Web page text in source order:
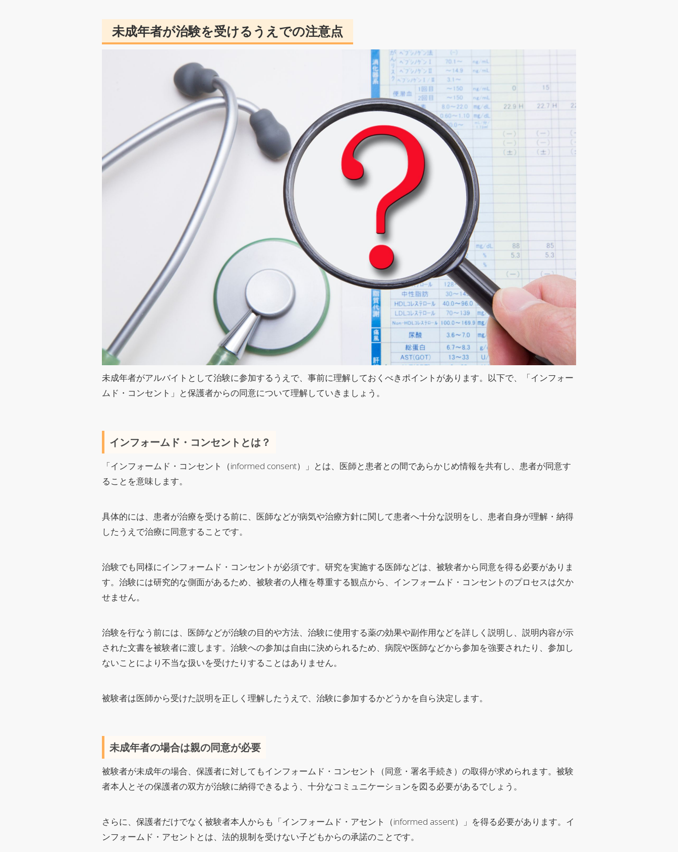
未成年者が治験を受けるうえでの注意点
未成年者がアルバイトとして治験に参加するうえで、事前に理解しておくべきポイントがあります。以下で、「インフォー
ムド・コンセント」と保護者からの同意について理解していきましょう。
インフォームド・コンセントとは？
「インフォームド・コンセント（informed consent）」とは、医師と患者との間であらかじめ情報を共有し、患者が同意す
ることを意味します。
具体的には、患者が治療を受ける前に、医師などが病気や治療方針に関して患者へ十分な説明をし、患者自身が理解・納得
したうえで治療に同意することです。
治験でも同様にインフォームド・コンセントが必須です。研究を実施する医師などは、被験者から同意を得る必要がありま
す。治験には研究的な側面があるため、被験者の人権を尊重する観点から、インフォームド・コンセントのプロセスは欠か
せません。
治験を行なう前には、医師などが治験の目的や方法、治験に使用する薬の効果や副作用などを詳しく説明し、説明内容が示
された文書を被験者に渡します。治験への参加は自由に決められるため、病院や医師などから参加を強要されたり、参加し
ないことにより不当な扱いを受けたりすることはありません。
被験者は医師から受けた説明を正しく理解したうえで、治験に参加するかどうかを自ら決定します。
未成年者の場合は親の同意が必要
被験者が未成年の場合、保護者に対してもインフォームド・コンセント（同意・署名手続き）の取得が求められます。被験
者本人とその保護者の双方が治験に納得できるよう、十分なコミュニケーションを図る必要があるでしょう。
さらに、保護者だけでなく被験者本人からも「インフォームド・アセント（informed assent）」を得る必要があります。イ
ンフォームド・アセントとは、法的規制を受けない子どもからの承諾のことです。